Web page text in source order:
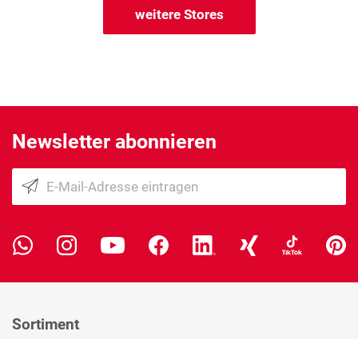
weitere Stores
Newsletter abonnieren
Sortiment